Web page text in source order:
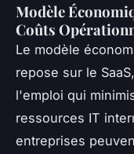
Modèle
Coûts
Le modèle
repose sur le
l'emploi qui
ressources IT
entreprises